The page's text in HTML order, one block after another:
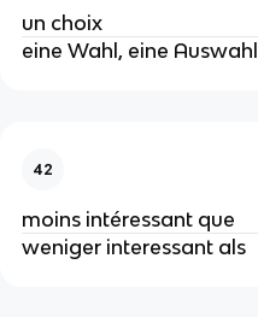
un choix
eine Wahl, eine Auswahl
42
moins intéressant que
weniger interessant als